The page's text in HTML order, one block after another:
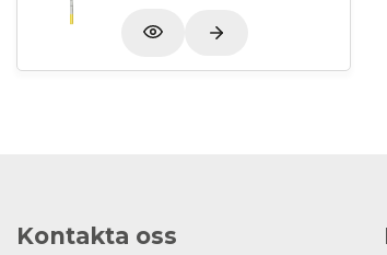
Kontakta oss